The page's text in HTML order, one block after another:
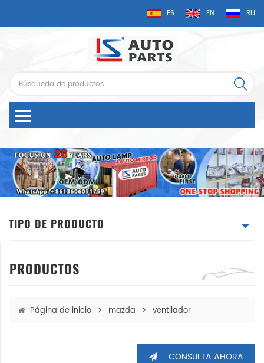
ES EN RU
TIPO DE PRODUCTO
PRODUCTOS
Página de inicio mazda ventilador
CONSULTA AHORA